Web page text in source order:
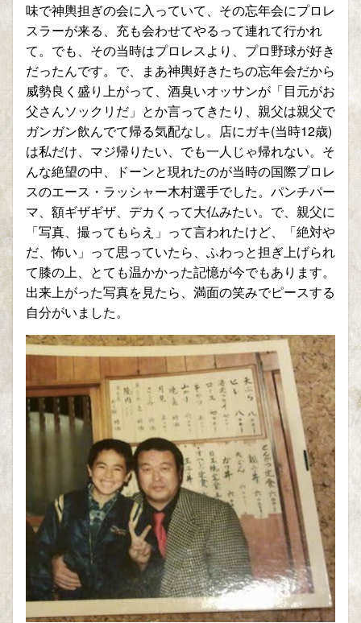
味で神輿担ぎの会に入っていて、その忘年会にプロレ
スラーが来る、充も会わせてやるって連れて行かれ
て。でも、その当時はプロレスより、プロ野球が好き
だったんです。で、まあ神輿好きたちの忘年会だから
威勢良く盛り上がって、酒臭いオッサンが「目元がお
父さんソックリだ」とか言ってきたり、親父は親父で
ガンガン飲んでて帰る気配なし。店にガキ(当時12歳)
は私だけ、マジ帰りたい、でも一人じゃ帰れない。そ
んな絶望の中、ドーンと現れたのが当時の国際プロレ
スのエース・ラッシャー木村選手でした。パンチパー
マ、額ギザギザ、デカくって大仏みたい。で、親父に
「写真、撮ってもらえ」って言われたけど、「絶対や
だ、怖い」って思っていたら、ふわっと担ぎ上げられ
て膝の上、とても温かかった記憶が今でもあります。
出来上がった写真を見たら、満面の笑みでピースする
自分がいました。